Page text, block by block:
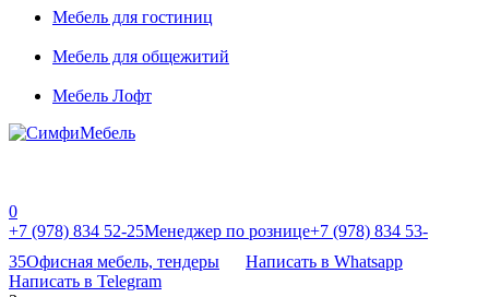
Мебель для гостиниц
Мебель для общежитий
Мебель Лофт
0
+7 (978) 834 52-25Менеджер по рознице+7 (978) 834 53-
35Офисная мебель, тендеры
Написать в Whatsapp
Написать в Telegram